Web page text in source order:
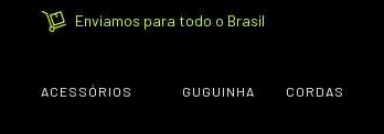
Enviamos para todo o Brasil
ACESSÓRIOS GUGUINHA CORDAS